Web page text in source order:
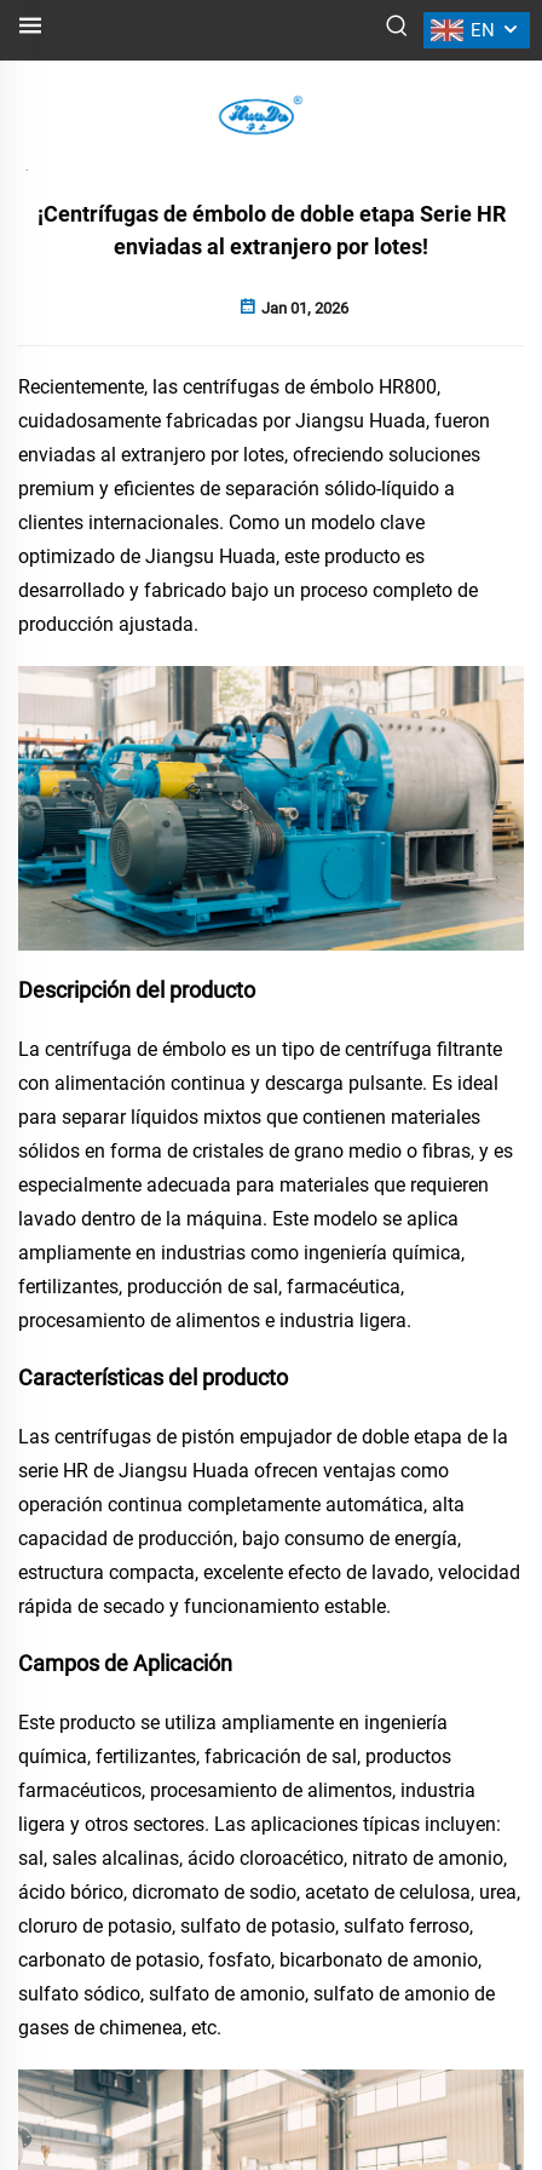
EN
NOTICIAS
¡Centrífugas de émbolo de doble etapa Serie HR
enviadas al extranjero por lotes!
Jan 01, 2026
Recientemente, las centrífugas de émbolo HR800,
cuidadosamente fabricadas por Jiangsu Huada, fueron
enviadas al extranjero por lotes, ofreciendo soluciones
premium y eficientes de separación sólido-líquido a
clientes internacionales. Como un modelo clave
optimizado de Jiangsu Huada, este producto es
desarrollado y fabricado bajo un proceso completo de
producción ajustada.
Descripción del producto
La centrífuga de émbolo es un tipo de centrífuga filtrante
con alimentación continua y descarga pulsante. Es ideal
para separar líquidos mixtos que contienen materiales
sólidos en forma de cristales de grano medio o fibras, y es
especialmente adecuada para materiales que requieren
lavado dentro de la máquina. Este modelo se aplica
ampliamente en industrias como ingeniería química,
fertilizantes, producción de sal, farmacéutica,
procesamiento de alimentos e industria ligera.
Características del producto
Las centrífugas de pistón empujador de doble etapa de la
serie HR de Jiangsu Huada ofrecen ventajas como
operación continua completamente automática, alta
capacidad de producción, bajo consumo de energía,
estructura compacta, excelente efecto de lavado, velocidad
rápida de secado y funcionamiento estable.
Campos de Aplicación
Este producto se utiliza ampliamente en ingeniería
química, fertilizantes, fabricación de sal, productos
farmacéuticos, procesamiento de alimentos, industria
ligera y otros sectores. Las aplicaciones típicas incluyen:
sal, sales alcalinas, ácido cloroacético, nitrato de amonio,
ácido bórico, dicromato de sodio, acetato de celulosa, urea,
cloruro de potasio, sulfato de potasio, sulfato ferroso,
carbonato de potasio, fosfato, bicarbonato de amonio,
sulfato sódico, sulfato de amonio, sulfato de amonio de
gases de chimenea, etc.